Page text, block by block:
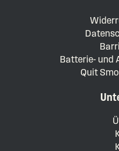
Batterie- und
Quit